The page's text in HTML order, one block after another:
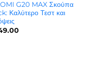
G20 MAX Σκούπα
Καλύτερο Τεστ και